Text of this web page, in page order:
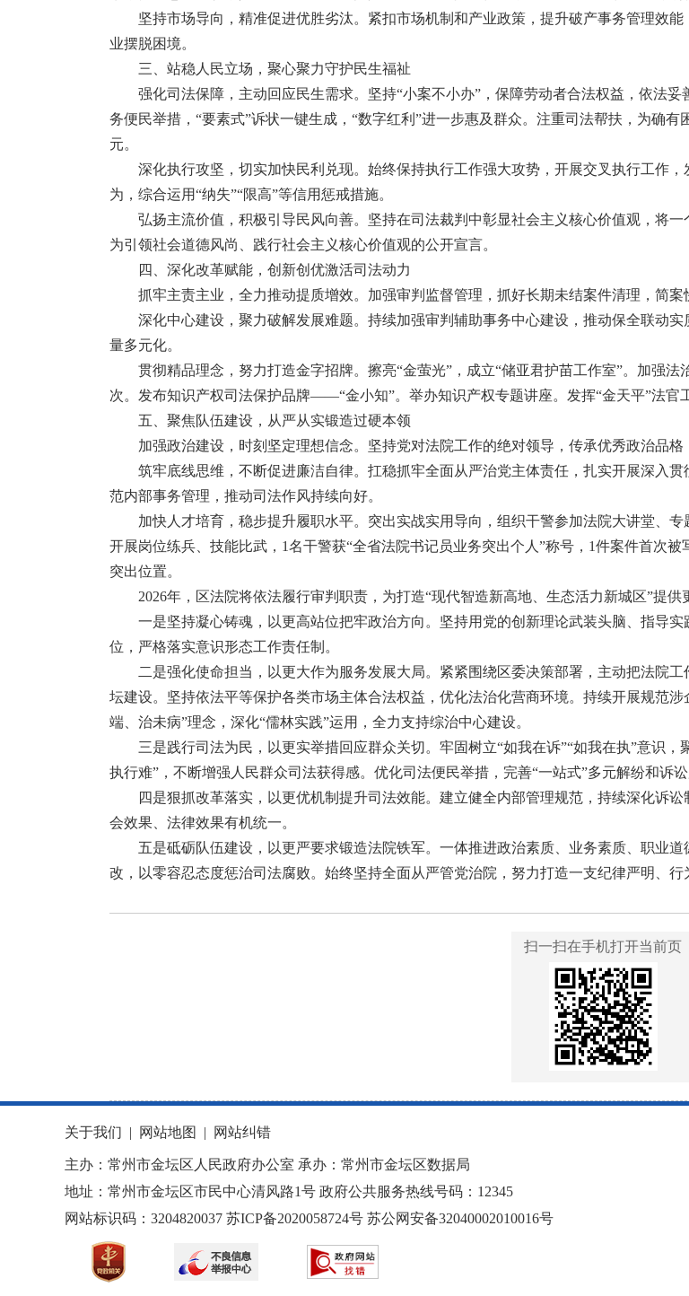
坚持市场导向，精准促进优胜劣汰。紧扣市场机制和产业政策，提升破产事务管理效
业摆脱困境。
三、站稳人民立场，聚心聚力守护民生福祉
强化司法保障，主动回应民生需求。坚持“小案不小办”，保障劳动者合法权益，依法
务便民举措，“要素式”诉状一键生成，“数字红利”进一步惠及群众。注重司法帮扶，为确
元。
深化执行攻坚，切实加快民利兑现。始终保持执行工作强大攻势，开展交叉执行工作
为，综合运用“纳失”“限高”等信用惩戒措施。
弘扬主流价值，积极引导民风向善。坚持在司法裁判中彰显社会主义核心价值观，将
为引领社会道德风尚、践行社会主义核心价值观的公开宣言。
四、深化改革赋能，创新创优激活司法动力
抓牢主责主业，全力推动提质增效。加强审判监督管理，抓好长期未结案件清理，简案
深化中心建设，聚力破解发展难题。持续加强审判辅助事务中心建设，推动保全联动
量多元化。
贯彻精品理念，努力打造金字招牌。擦亮“金萤光”，成立“储亚君护苗工作室”。加强
次。发布知识产权司法保护品牌——“金小知”。举办知识产权专题讲座。发挥“金天平”法官
五、聚焦队伍建设，从严从实锻造过硬本领
加强政治建设，时刻坚定理想信念。坚持党对法院工作的绝对领导，传承优秀政治品格
筑牢底线思维，不断促进廉洁自律。扛稳抓牢全面从严治党主体责任，扎实开展深入
范内部事务管理，推动司法作风持续向好。
加快人才培育，稳步提升履职水平。突出实战实用导向，组织干警参加法院大讲堂、
开展岗位练兵、技能比武，1名干警获“全省法院书记员业务突出个人”称号，1件案件首次
突出位置。
2026年，区法院将依法履行审判职责，为打造“现代智造新高地、生态活力新城区”提供
一是坚持凝心铸魂，以更高站位把牢政治方向。坚持用党的创新理论武装头脑、指导
位，严格落实意识形态工作责任制。
二是强化使命担当，以更大作为服务发展大局。紧紧围绕区委决策部署，主动把法院
坛建设。坚持依法平等保护各类市场主体合法权益，优化法治化营商环境。持续开展规范
端、治未病”理念，深化“儒林实践”运用，全力支持综治中心建设。
三是践行司法为民，以更实举措回应群众关切。牢固树立“如我在诉”“如我在执”意识
执行难”，不断增强人民群众司法获得感。优化司法便民举措，完善“一站式”多元解纷和诉讼
四是狠抓改革落实，以更优机制提升司法效能。建立健全内部管理规范，持续深化诉
会效果、法律效果有机统一。
五是砥砺队伍建设，以更严要求锻造法院铁军。一体推进政治素质、业务素质、职业
改，以零容忍态度惩治司法腐败。始终坚持全面从严管党治院，努力打造一支纪律严明、行
扫一扫在手机打开当前页
关于我们 | 网站地图 | 网站纠错
主办：常州市金坛区人民政府办公室 承办：常州市金坛区数据局
地址：常州市金坛区市民中心清风路1号 政府公共服务热线号码：12345
网站标识码：3204820037 苏ICP备2020058724号 苏公网安备32040002010016号